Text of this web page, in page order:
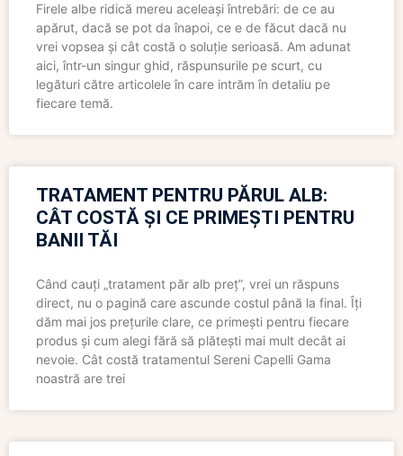
Firele albe ridică mereu aceleași întrebări: de ce au
apărut, dacă se pot da înapoi, ce e de făcut dacă nu
vrei vopsea și cât costă o soluție serioasă. Am adunat
aici, într-un singur ghid, răspunsurile pe scurt, cu
legături către articolele în care intrăm în detaliu pe
fiecare temă.
TRATAMENT PENTRU PĂRUL ALB:
CÂT COSTĂ ȘI CE PRIMEȘTI PENTRU
BANII TĂI
Când cauți „tratament păr alb preț”, vrei un răspuns
direct, nu o pagină care ascunde costul până la final. Îți
dăm mai jos prețurile clare, ce primești pentru fiecare
produs și cum alegi fără să plătești mai mult decât ai
nevoie. Cât costă tratamentul Sereni Capelli Gama
noastră are trei